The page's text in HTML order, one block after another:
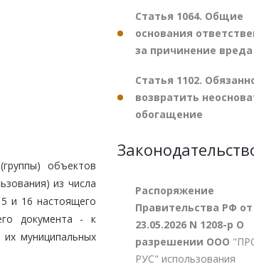
объектов
из числа
и 16 настоящего
документа - к
муниципальных
Статья 1064. Общие
основания
за причинение вреда
Статья 1102.
возвратить
обогащение
Распоряжение
Правительства РФ от
23.05.2026 N 1208-р О
разрешении ООО
РУС" использования